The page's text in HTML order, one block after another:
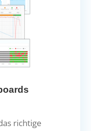
richtige